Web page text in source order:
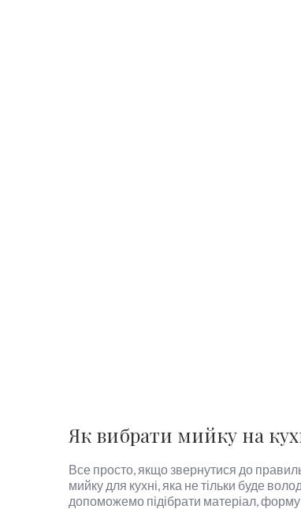
Як вибрати мийку на
Все просто, якщо звернутися до
мийку для кухні, яка не тільки буде
допоможемо підібрати матеріал, форму